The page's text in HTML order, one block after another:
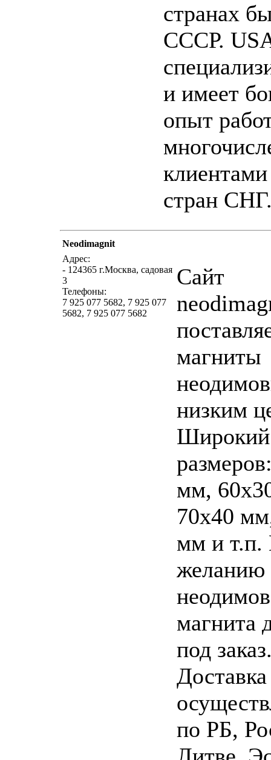
странах
СССР.
и имеет
опыт
стран
Neodimagnit
Адрес:
- 124365 г.Москва, садовая
3
Телефоны:
7 925 077 5682, 7 925 077
5682, 7 925 077 5682
Сайт
магниты
низким
мм,
70х40
мм и т.п.
желанию
магнита
под
Доставка
по РБ,